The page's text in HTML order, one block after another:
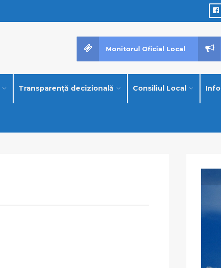
Transparență decizională Consiliul Local Info
Monitorul Oficial Local